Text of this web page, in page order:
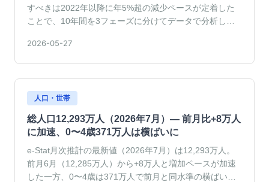
すべきは2022年以降に年5%超の減少ペースが定着した
ことで、10年間を3フェーズに分けてデータで分析しま
2026-05-27
人口・世帯
総人口12,293万人（2026年7月）— 前月比+8万人
に加速、0〜4歳371万人は横ばいに
e-Stat月次推計の最新値（2026年7月）は12,293万人。
前月6月（12,285万人）から+8万人と増加ペースが加速
した一方、0〜4歳は371万人で前月と同水準の横ばい。